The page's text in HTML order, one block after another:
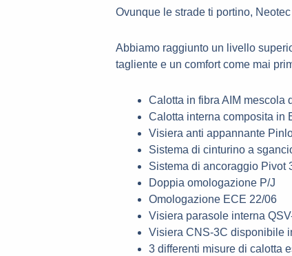
t
s
a
p
p
Ovunque le strade ti portino,
Abbiamo raggiunto un livello
tagliente e un comfort come mai
Calotta in fibra AIM mescola
Calotta interna composita in
Visiera anti appannante
Sistema di cinturino a
Sistema di ancoraggio Pivot
Doppia omologazione P/J
Omologazione ECE 22/06
Visiera parasole interna
Visiera CNS-3C disponibile
3 differenti misure di calotta